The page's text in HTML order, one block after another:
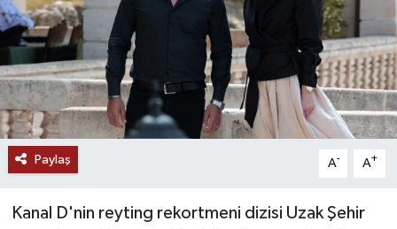
Paylaş A- A+
Kanal D'nin reyting rekortmeni dizisi Uzak Şehir
Haber Arşivi